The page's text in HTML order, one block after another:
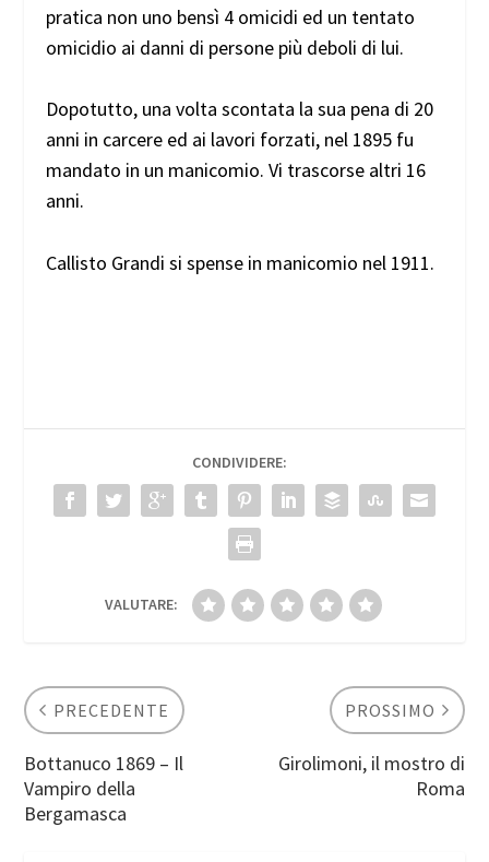
pratica non uno bensì 4 omicidi ed un tentato
omicidio ai danni di persone più deboli di lui.
Dopotutto, una volta scontata la sua pena di 20
anni in carcere ed ai lavori forzati, nel 1895 fu
mandato in un manicomio. Vi trascorse altri 16
anni.
Callisto Grandi si spense in manicomio nel 1911.
CONDIVIDERE:
VALUTARE:
PRECEDENTE
Bottanuco 1869 – Il
Vampiro della
Bergamasca
PROSSIMO
Girolimoni, il mostro di
Roma